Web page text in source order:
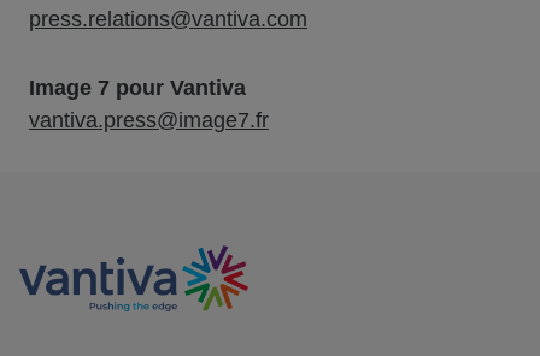
press.relations@vantiva.com
Image 7 pour Vantiva
vantiva.press@image7.fr